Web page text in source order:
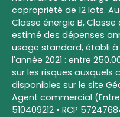
copropriété de 12 lots.
Classe énergie B,
estimé des dépenses
usage standard, établi
l'année 2021 : entre
sur les risques auxquels
disponibles sur le site
Agent commercial
510409212 • RCP